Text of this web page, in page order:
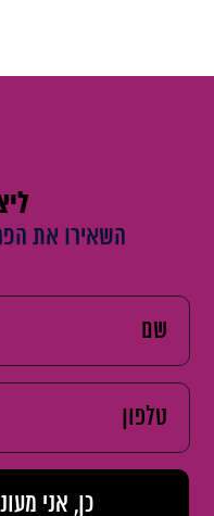
השאירו את